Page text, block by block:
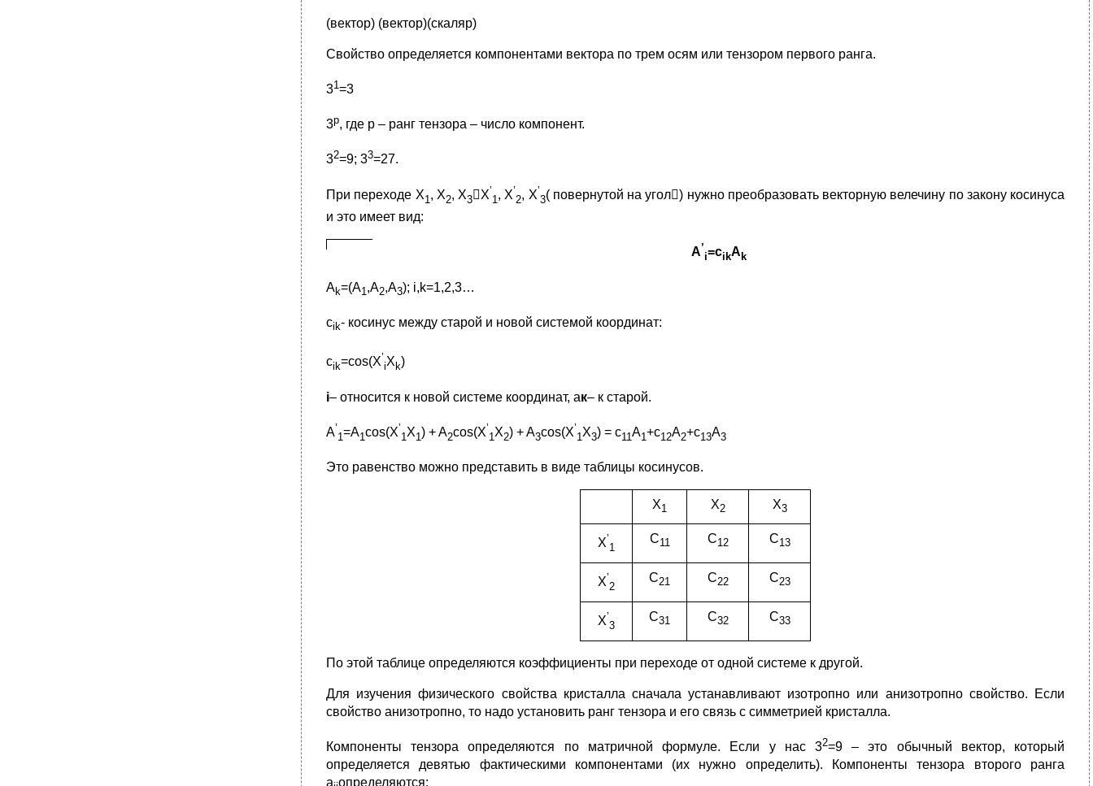
(вектор) (вектор)(скаляр)
Свойство определяется компонентами вектора по трем осям или тензором первого ранга.
31=3
3р, где р – ранг тензора – число компонент.
32=9; 33=27.
При переходе X1 , X2, X3X’
1 , X’
2, X’
3( повернутой на угол) нужно преобразовать векторную велечину по закону косинуса
и это имеет вид:
А’
i=cikAk
Ak=(A1 ,A2,A3); i,k=1,2,3…
cik- косинус между старой и новой системой координат:
сik=cos(X’
iXk)
i– относится к новой системе координат, ак– к старой.
A’
1=A1cos(X’
1 X1) + A2cos(X’
1 X2) + A3cos(X’
1 X3) = c11A1+c12A2+c13A3
Это равенство можно представить в виде таблицы косинусов.
X1 X2 X3
X’
1
C11 C12 C13
X’
2
C21 C22 C23
X’
3
C31 C32 C33
По этой таблице определяются коэффициенты при переходе от одной системе к другой.
Для изучения физического свойства кристалла сначала устанавливают изотропно или анизотропно свойство. Если
свойство анизотропно, то надо установить ранг тензора и его связь с симметрией кристалла.
Компоненты тензора определяются по матричной формуле. Если у нас 32=9 – это обычный вектор, который
определяется девятью фактическими компонентами (их нужно определить). Компоненты тензора второго ранга
a определяются: